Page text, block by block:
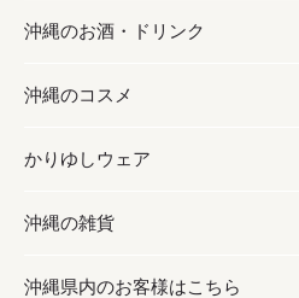
海産物
沖縄料理
沖縄そば／乾麺
レトルト食品
乾物／粉類
砂糖／黒砂糖
塩
お酢／ドレッシング
しょうゆ
みそ
お菓子
黒糖
ちんすこう
伝統菓子
スナック
沖縄のお酒・ドリンク
お酒・ドリンク
泡盛
ビール・チューハイ
ワイン・ウィスキー・カクテル
沖縄のコスメ
コスメ
スキンケア
ボディケア
かりゆしウェア
かりゆしウェア
メンズ
沖縄の雑貨
雑貨
沖縄県内のお客様はこちら